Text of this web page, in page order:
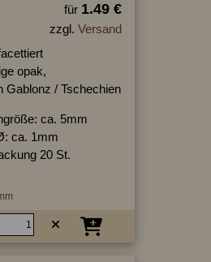
für 1.49 €
zzgl. Versand
opak,
Gablonz / Tschechien
ca. 5mm
ca. 1mm
20 St.